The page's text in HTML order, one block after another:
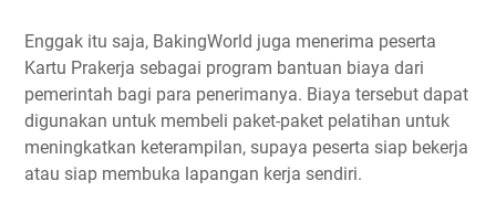
Enggak itu saja, BakingWorld juga menerima peserta
Kartu Prakerja sebagai program bantuan biaya dari
pemerintah bagi para penerimanya. Biaya tersebut dapat
digunakan untuk membeli paket-paket pelatihan untuk
meningkatkan keterampilan, supaya peserta siap bekerja
atau siap membuka lapangan kerja sendiri.